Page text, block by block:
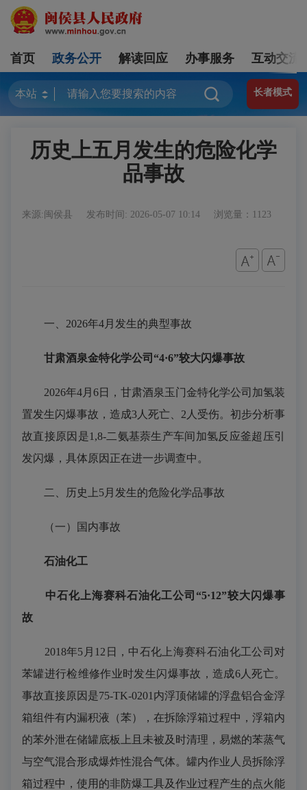
首页 政务公开 解读回应 办事服务 互动交流
长者模式
历史上五月发生的危险化学
品事故
来源:闽侯县 发布时间: 2026-05-07 10:14 浏览量：1123
一、2026年4月发生的典型事故
甘肃酒泉金特化学公司“4·6”较大闪爆事故
2026年4月6日，甘肃酒泉玉门金特化学公司加氢装
置发生闪爆事故，造成3人死亡、2人受伤。初步分析事
故直接原因是1,8-二氨基萘生产车间加氢反应釜超压引
发闪爆，具体原因正在进一步调查中。
二、历史上5月发生的危险化学品事故
（一）国内事故
石油化工
中石化上海赛科石油化工公司“5·12”较大闪爆事
故
2018年5月12日，中石化上海赛科石油化工公司对
苯罐进行检维修作业时发生闪爆事故，造成6人死亡。
事故直接原因是75-TK-0201内浮顶储罐的浮盘铝合金浮
箱组件有内漏积液（苯），在拆除浮箱过程中，浮箱内
的苯外泄在储罐底板上且未被及时清理，易燃的苯蒸气
与空气混合形成爆炸性混合气体。罐内作业人员拆除浮
箱过程中，使用的非防爆工具及作业过程产生的点火能